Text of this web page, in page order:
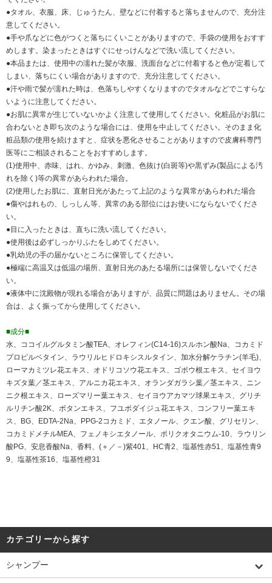
●タオル、衣服、床、じゅうたん、壁などに付着すると落ちませんので、充分注
意してください。
●手や爪などに色がつくと落ちにくいことがありますので、手袋の使用をおすす
めします。染まったときはすぐにせっけんなどで洗い流してください。
●本品または、使用中の濡れた髪が衣服、洗面台などに付着すると色が定着して
しまい、落ちにくい場合がありますので、充分注意してください。
●汗や雨で髪が濡れた時は、色落ちしやすくなりますのでタオルなどでこすらな
いように注意してください。
●お肌に異常が生じていないかよく注意して使用してください。化粧品がお肌に
合わないとき即ち次のような場合には、使用を中止してください。そのまま化
粧品類の使用を続けますと、症状を悪化させることがありますので皮膚科専門
医等にご相談されることをおすすめします。
(1)使用中、赤味、はれ、かゆみ、刺激、色抜け(白斑等)や黒ずみ(製品による汚
れを除く)等の異常があらわれた場合。
(2)使用したお肌に、直射日光があたって上記のような異常があらわれた場合
●傷やはれもの、しっしん等、異常のある部位にはお使いにならないでくださ
い。
●目に入ったときは、直ちに洗い流してください。
●使用後は必ずしっかりふたをしめてください。
●乳幼児の手の届かないところに保管してください。
●極端に高温又は低温の場所、直射日光のあたる場所には保管しないでくださ
い。
●液体中に沈殿物が現れる場合がありますが、品質に問題はありません。その場
合は、よく振ってから使用してください。
■成分■
水、ココイルグルタミン酸TEA、オレフィン(C14-16)スルホン酸Na、コカミド
プロピルベタイン、ラウリルヒドロキシスルタイン、加水分解ケラチン(羊毛)、
ローマカミツレ花エキス、オドリコソウ花エキス、ゴボウ根エキス、セイヨウ
キズタ葉／茎エキス、アルニカ花エキス、オランダガラシ葉／茎エキス、ニン
ニク根エキス、ローズマリー葉エキス、セイヨウアカマツ球果エキス、グリチ
ルリチン酸2K、ボタンエキス、フユボダイジュ花エキス、コンフリー葉エキ
ス、BG、EDTA-2Na、PPG-2コカミド、エタノール、クエン酸、グリセリン、
コカミドメチルMEA、フェノキシエタノール、ポリクオタニウム-10、ラウリン
酸PG、安息香酸Na、香料、(＋／－)紫401、HC青2、塩基性赤51、塩基性青9
9、塩基性茶16、塩基性橙31
カテゴリーから探す
シャンプー